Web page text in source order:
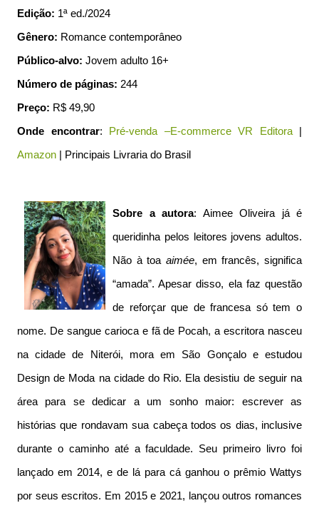
Edição: 1ª ed./2024
Gênero: Romance contemporâneo
Público-alvo: Jovem adulto 16+
Número de páginas: 244
Preço: R$ 49,90
Onde encontrar: Pré-venda –E-commerce VR Editora|
Amazon | Principais Livraria do Brasil
Sobre a autora: Aimee Oliveira já é
queridinha pelos leitores jovens adultos.
Não à toa aimée, em francês, significa
“amada”. Apesar disso, ela faz questão
de reforçar que de francesa só tem o
nome. De sangue carioca e fã de Pocah, a escritora nasceu
na cidade de Niterói, mora em São Gonçalo e estudou
Design de Moda na cidade do Rio. Ela desistiu de seguir na
área para se dedicar a um sonho maior: escrever as
histórias que rondavam sua cabeça todos os dias, inclusive
durante o caminho até a faculdade. Seu primeiro livro foi
lançado em 2014, e de lá para cá ganhou o prêmio Wattys
por seus escritos. Em 2015 e 2021, lançou outros romances